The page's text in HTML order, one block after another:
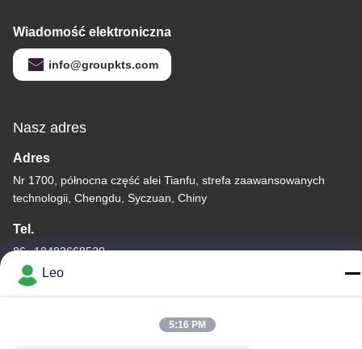
Wiadomość elektroniczna
info@groupkts.com
Nasz adres
Adres
Nr 1700, północna część alei Tianfu, strefa zaawansowanych
technologii, Chengdu, Syczuan, Chiny
Tel.
86--18483668520
Leo
5:16 PM